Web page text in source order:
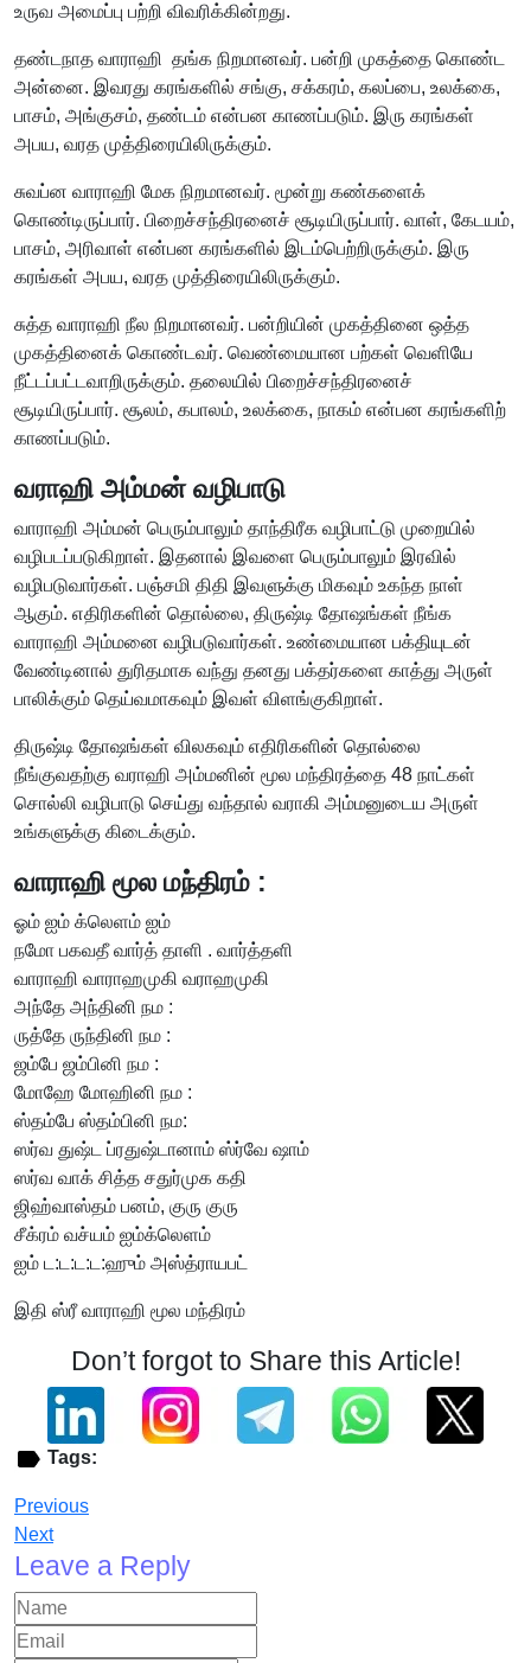
உருவ அமைப்பு பற்றி விவரிக்கின்றது.
தண்டநாத வாராஹி தங்க நிறமானவர். பன்றி முகத்தை கொண்ட
அன்னை. இவரது கரங்களில் சங்கு, சக்கரம், கலப்பை, உலக்கை,
பாசம், அங்குசம், தண்டம் என்பன காணப்படும். இரு கரங்கள்
அபய, வரத முத்திரையிலிருக்கும்.
சுவப்ன வாராஹி மேக நிறமானவர். மூன்று கண்களைக்
கொண்டிருப்பார். பிறைச்சந்திரனைச் சூடியிருப்பார். வாள், கேடயம்,
பாசம், அரிவாள் என்பன கரங்களில் இடம்பெற்றிருக்கும். இரு
கரங்கள் அபய, வரத முத்திரையிலிருக்கும்.
சுத்த வாராஹி நீல நிறமானவர். பன்றியின் முகத்தினை ஒத்த
முகத்தினைக் கொண்டவர். வெண்மையான பற்கள் வெளியே
நீட்டப்பட்டவாறிருக்கும். தலையில் பிறைச்சந்திரனைச்
சூடியிருப்பார். சூலம், கபாலம், உலக்கை, நாகம் என்பன கரங்களிற்
காணப்படும்.
வராஹி அம்மன் வழிபாடு
வாராஹி அம்மன் பெரும்பாலும் தாந்திரீக வழிபாட்டு முறையில்
வழிபடப்படுகிறாள். இதனால் இவளை பெரும்பாலும் இரவில்
வழிபடுவார்கள். பஞ்சமி திதி இவளுக்கு மிகவும் உகந்த நாள்
ஆகும். எதிரிகளின் தொல்லை, திருஷ்டி தோஷங்கள் நீங்க
வாராஹி அம்மனை வழிபடுவார்கள். உண்மையான பக்தியுடன்
வேண்டினால் துரிதமாக வந்து தனது பக்தர்களை காத்து அருள்
பாலிக்கும் தெய்வமாகவும் இவள் விளங்குகிறாள்.
திருஷ்டி தோஷங்கள் விலகவும் எதிரிகளின் தொல்லை
நீங்குவதற்கு வராஹி அம்மனின் மூல மந்திரத்தை 48 நாட்கள்
சொல்லி வழிபாடு செய்து வந்தால் வராகி அம்மனுடைய அருள்
உங்களுக்கு கிடைக்கும்.
வாராஹி மூல மந்திரம் :
ஓம் ஐம் க்லெளம் ஐம்
நமோ பகவதீ வார்த் தாளி . வார்த்தளி
வாராஹி வாராஹமுகி வராஹமுகி
அந்தே அந்தினி நம :
ருத்தே ருந்தினி நம :
ஜம்பே ஜம்பினி நம :
மோஹே மோஹினி நம :
ஸ்தம்பே ஸ்தம்பினி நம:
ஸர்வ துஷ்ட ப்ரதுஷ்டானாம் ஸ்ர்வே ஷாம்
ஸர்வ வாக் சித்த சதுர்முக கதி
ஜிஹ்வாஸ்தம் பனம், குரு குரு
சீக்ரம் வச்யம் ஐம்க்லெளம்
ஐம் ட:ட:ட:ட:ஹும் அஸ்த்ராயபட்
இதி ஸ்ரீ வாராஹி மூல மந்திரம்
Don’t forgot to Share this Article!
Tags:
Previous
Next
Leave a Reply